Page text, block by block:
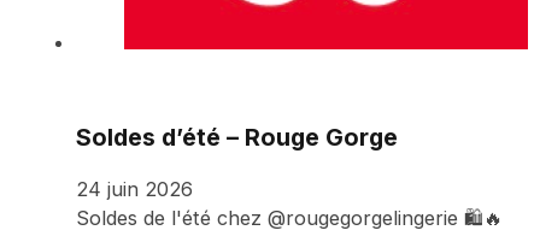
Soldes d’été – Rouge Gorge
24 juin 2026
Soldes de l'été chez @rougegorgelingerie 🛍️🔥